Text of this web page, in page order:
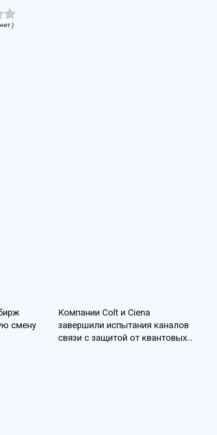
)
смену
Компании Colt и Ciena
завершили испытания каналов
связи с защитой от квантовых